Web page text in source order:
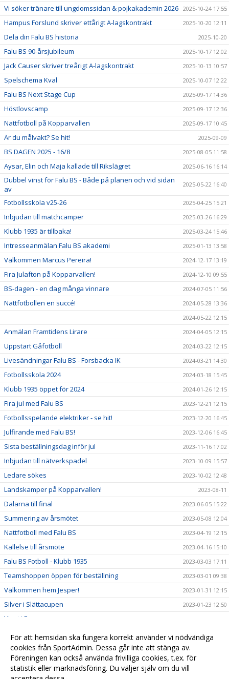
Vi söker tränare till ungdomssidan & pojkakademin 2026 2025-10-24 17:55
Hampus Forslund skriver ettårigt A-lagskontrakt 2025-10-20 12:11
Dela din Falu BS historia 2025-10-20
Falu BS 90-årsjubileum 2025-10-17 12:02
Jack Causer skriver treårigt A-lagskontrakt 2025-10-13 10:57
Spelschema Kval 2025-10-07 12:22
Falu BS Next Stage Cup 2025-09-17 14:36
Höstlovscamp 2025-09-17 12:36
Nattfotboll på Kopparvallen 2025-09-17 10:45
Är du målvakt? Se hit! 2025-09-09
BS DAGEN 2025 - 16/8 2025-08-05 11:58
Aysar, Elin och Maja kallade till Rikslägret 2025-06-16 16:14
Dubbel vinst för Falu BS - Både på planen och vid sidan
av
2025-05-22 16:40
Fotbollsskola v25-26 2025-04-25 15:21
Inbjudan till matchcamper 2025-03-26 16:29
Klubb 1935 är tillbaka! 2025-03-24 15:46
Intresseanmälan Falu BS akademi 2025-01-13 13:58
Välkommen Marcus Pereira! 2024-12-17 13:19
Fira Julafton på Kopparvallen! 2024-12-10 09:55
BS-dagen - en dag många vinnare 2024-07-05 11:56
Nattfotbollen en succé!
2024-05-28 13:36
2024-05-22 12:15
Anmälan Framtidens Lirare 2024-04-05 12:15
Uppstart Gåfotboll 2024-03-22 12:15
Livesändningar Falu BS - Forsbacka IK 2024-03-21 14:30
Fotbollsskola 2024 2024-03-18 15:45
Klubb 1935 öppet för 2024 2024-01-26 12:15
Fira jul med Falu BS 2023-12-21 12:15
Fotbollsspelande elektriker - se hit! 2023-12-20 16:45
Julfirande med Falu BS! 2023-12-06 16:45
Sista beställningsdag inför jul 2023-11-16 17:02
Inbjudan till nätverkspadel 2023-10-09 15:57
Ledare sökes 2023-10-02 12:48
Landskamper på Kopparvallen! 2023-08-11
Dalarna till final 2023-06-05 15:22
Summering av årsmötet 2023-05-08 12:04
Nattfotboll med Falu BS 2023-04-19 12:15
Kallelse till årsmöte 2023-04-16 15:10
Falu BS Fotboll - Klubb 1935 2023-03-03 17:11
Teamshoppen öppen för beställning 2023-03-01 09:38
Välkommen hem Jesper! 2023-01-31 12:15
Silver i Slättacupen 2023-01-23 12:50
Vinst i Forssacupen
Nätverksträffar 2023 2022-12-27 16:50
Väkommen Besnik! 2022-12-22 16:51
Välkommen Kevin! 2022-12-21 16:53
För att hemsidan ska fungera korrekt använder vi nödvändiga
cookies från SportAdmin. Dessa går inte att stänga av.
Föreningen kan också använda frivilliga cookies, t.ex. för
statistik eller marknadsföring. Du väljer själv om du vill